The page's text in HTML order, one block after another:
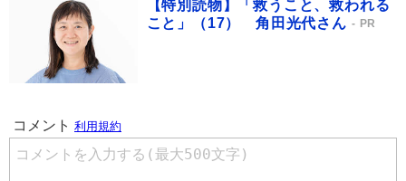
【特別読物】「救うこと、救われる
こと」（17） 角田光代さん
PR